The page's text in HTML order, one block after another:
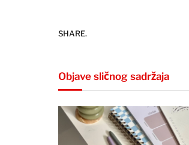
SHARE.
Objave sličnog sadržaja